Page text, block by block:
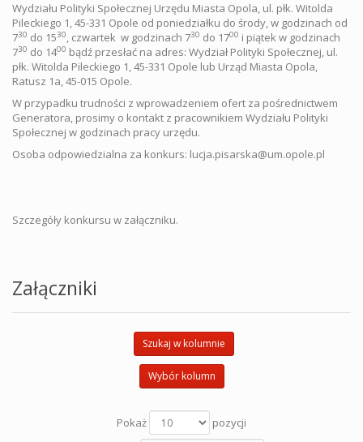
Wydziału Polityki Społecznej Urzędu Miasta Opola, ul. płk. Witolda
Pileckiego 1, 45-331 Opole od poniedziałku do środy, w godzinach od
730 do 1530, czwartek w godzinach 730 do 1700 i piątek w godzinach
730 do 1400 bądź przesłać na adres: Wydział Polityki Społecznej, ul.
płk. Witolda Pileckiego 1, 45-331 Opole lub Urząd Miasta Opola,
Ratusz 1a, 45-015 Opole.
W przypadku trudności z wprowadzeniem ofert za pośrednictwem
Generatora, prosimy o kontakt z pracownikiem Wydziału Polityki
Społecznej w godzinach pracy urzędu.
Osoba odpowiedzialna za konkurs: lucja.pisarska@um.opole.pl
Szczegóły konkursu w załączniku.
Załączniki
Szukaj w kolumnie
Wybór kolumn
Pokaż
pozycji